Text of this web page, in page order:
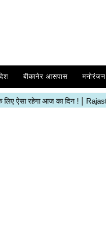
बीकानेर आसपास मनोरंजन